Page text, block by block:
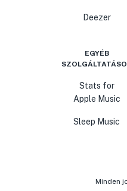
Deezer
EGYÉB
Stats for
Apple Music
Sleep Music
Minden